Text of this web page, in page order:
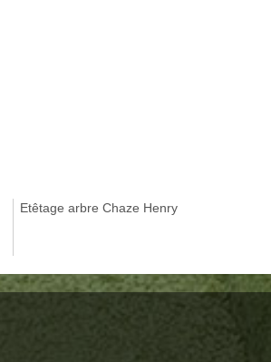
Etêtage arbre Chaze Henry